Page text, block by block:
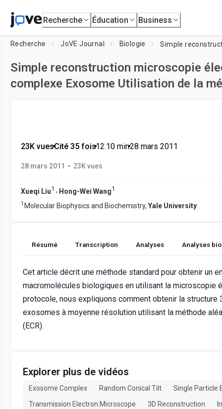
Recherche Éducation Business
Recherche JoVE Journal Biologie
Simple reconstruction microscopie
complexe Exosome Utilisation de la
23K vues•Cité 35 fois•12:10 min•28 mars 2011
28 mars 2011 • 23K vues
Xueqi Liu1 , Hong-Wei Wang1
1 Molecular Biophysics and Biochemistry, Yale University
Résumé Transcription Analyses Analyses
Cet article décrit une méthode standard pour obtenir un
macromolécules biologiques en utilisant la microscopie
protocole, nous expliquons comment obtenir la
exosomes à moyenne résolution utilisant la méthode
(ECR).
Explorer plus de vidéos
Exosome Complex Random Conical Tilt
Single Particle
Transmission Electron Microscope
3D Reconstruction